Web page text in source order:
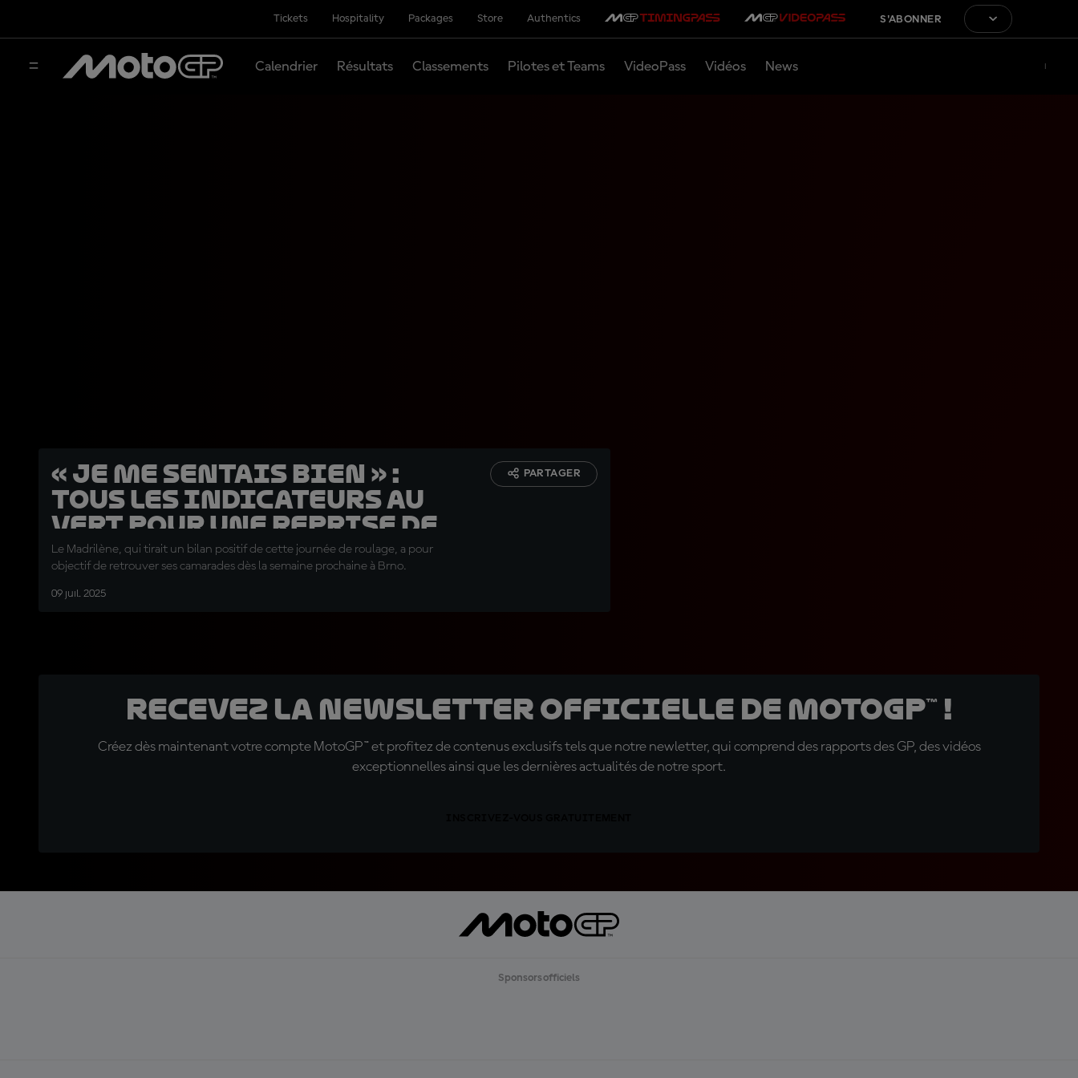
Tickets Hospitality Packages Store Authentics S'ABONNER
Calendrier Résultats Classements Pilotes et Teams VideoPass Vidéos News
« Je me sentais bien » :
tous les indicateurs au
vert pour une reprise de
Martín
Le Madrilène, qui tirait un bilan positif de cette journée de roulage, a pour
objectif de retrouver ses camarades dès la semaine prochaine à Brno.
09 juil. 2025
PARTAGER
Recevez la Newsletter officielle de MotoGP™ !
Créez dès maintenant votre compte MotoGP™ et profitez de contenus exclusifs tels que notre newletter, qui comprend des rapports des GP, des vidéos
exceptionnelles ainsi que les dernières actualités de notre sport.
Sponsors officiels